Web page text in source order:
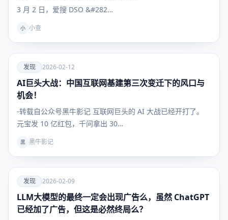
3 月 2 日，爱搜 DSO &#282…
小 小查
爱
发现
发现 2026-02-12
AI巨头大战：中国互联网基建第三次变迁下的风口与
机会！
-转载自公众号黑牛影记 互联网巨头的 AI 大战已经开打了。
元宝发 10 亿红包，千问拿出 30…
黑 黑牛影记
爱
发现
发现 2026-02-09
LLM大模型的最终一定会出现广告么，虽然 ChatGPT
已经加了广告，但这是必然终局么？